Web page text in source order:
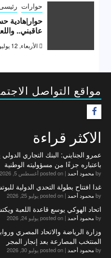
حوارات
حوار|هادية
عاقبني..
الأربعاء, 12 يوليو 2023, 4:08 م
مواقع التواصل
الاكثر قراءة
عمرو الجنايني: البنك التجاري
باعتباره جزءًا من مسؤوليته الوطنية
by محمود أحمد | posted on أغسطس 5, 2026
غدا افتتاح بطولة التحدي الدولية للبوتشيا
by محمود أحمد | posted on يوليو 25, 2026
اتحاد الهوكي يوسع قاعدة اللعبة
by محمود أحمد | posted on يوليو 24, 2026
وزارة الرياضة والاتحاد المصري
المنتخب المصارعة بعد إنجاز المجر
by محمود أحمد | posted on يوليو 30, 2026